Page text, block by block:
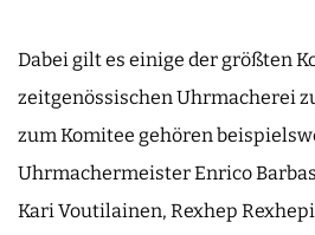
Dabei gilt es einige der größten
zeitgenössischen Uhrmacherei
zum Komitee gehören
Uhrmachermeister Enrico
Kari Voutilainen, Rexhep